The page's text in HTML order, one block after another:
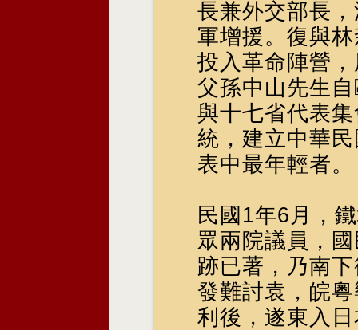
長兼外交部長
軍增援。復與
投入革命陣營
父孫中山先生
與十七省代表
統，建立中華
表中最年輕者。
民國1年6月，
眾兩院議員，
跡已著，乃南
發難討袁，皖
利後，遂東入